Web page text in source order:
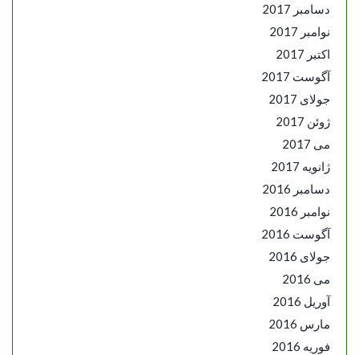
دسامبر 2017
نوامبر 2017
اکتبر 2017
آگوست 2017
جولای 2017
ژوئن 2017
می 2017
ژانویه 2017
دسامبر 2016
نوامبر 2016
آگوست 2016
جولای 2016
می 2016
آوریل 2016
مارس 2016
فوریه 2016